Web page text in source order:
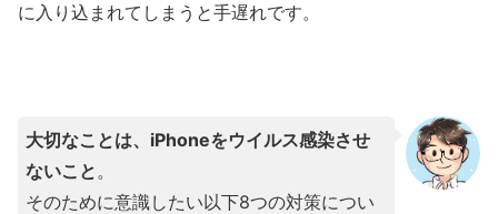
に入り込まれてしまうと手遅れです。
大切なことは、iPhoneをウイルス感染させ
ないこと 。
そのために意識したい以下8つの対策につい